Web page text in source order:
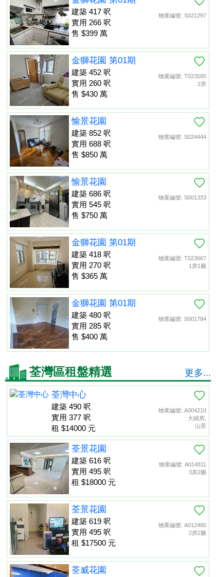
物業編號: S021297
建築 417 呎
實用 266 呎
售 $399 萬
物業編號: T023585
2房
金獅花園 第01期
建築 452 呎
實用 260 呎
售 $430 萬
物業編號: S024444
愉景花園
建築 852 呎
實用 688 呎
售 $850 萬
物業編號: S001333
愉景花園
建築 686 呎
實用 545 呎
售 $750 萬
物業編號: T023667
1房1廳
金獅花園 第01期
建築 418 呎
實用 270 呎
售 $365 萬
物業編號: S001784
金獅花園 第01期
建築 480 呎
實用 285 呎
售 $400 萬
荃灣區租盤精選 更多...
物業編號: A004210
大細房,
山景
荃灣中心
建築 490 呎
實用 377 呎
租 $14000 元
物業編號: A014811
3房2廳
荃景花園
建築 616 呎
實用 495 呎
租 $18000 元
物業編號: A012480
2房2廳
荃景花園
建築 619 呎
實用 495 呎
租 $17500 元
荃威花園